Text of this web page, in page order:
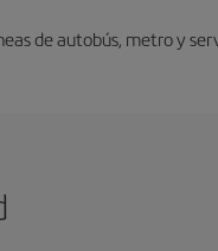
de autobús, metro y